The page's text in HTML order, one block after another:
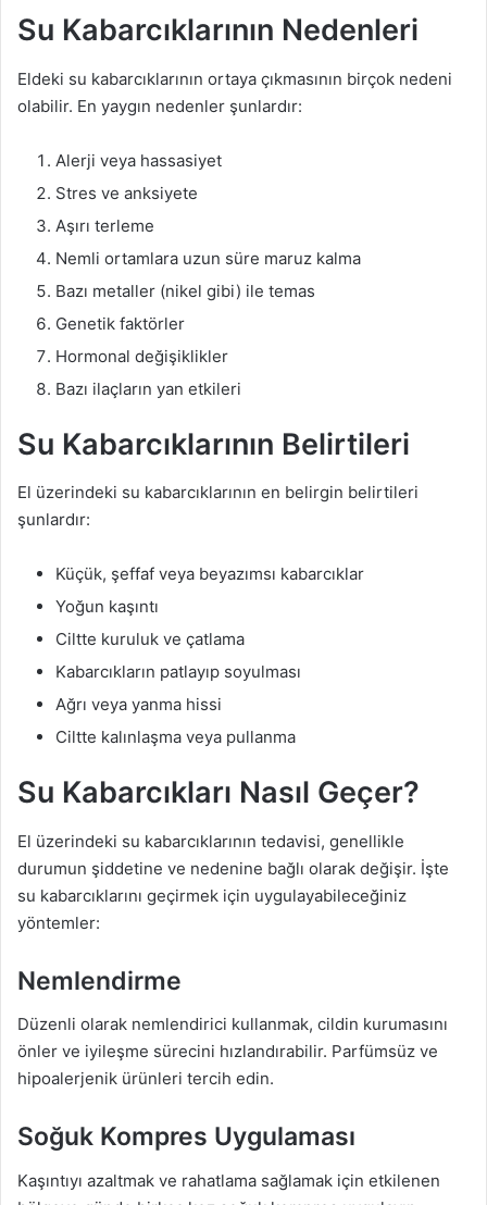
Su Kabarcıklarının Nedenleri
Eldeki su kabarcıklarının ortaya çıkmasının birçok nedeni
olabilir. En yaygın nedenler şunlardır:
Alerji veya hassasiyet
Stres ve anksiyete
Aşırı terleme
Nemli ortamlara uzun süre maruz kalma
Bazı metaller (nikel gibi) ile temas
Genetik faktörler
Hormonal değişiklikler
Bazı ilaçların yan etkileri
Su Kabarcıklarının Belirtileri
El üzerindeki su kabarcıklarının en belirgin belirtileri
şunlardır:
Küçük, şeffaf veya beyazımsı kabarcıklar
Yoğun kaşıntı
Ciltte kuruluk ve çatlama
Kabarcıkların patlayıp soyulması
Ağrı veya yanma hissi
Ciltte kalınlaşma veya pullanma
Su Kabarcıkları Nasıl Geçer?
El üzerindeki su kabarcıklarının tedavisi, genellikle
durumun şiddetine ve nedenine bağlı olarak değişir. İşte
su kabarcıklarını geçirmek için uygulayabileceğiniz
yöntemler:
Nemlendirme
Düzenli olarak nemlendirici kullanmak, cildin kurumasını
önler ve iyileşme sürecini hızlandırabilir. Parfümsüz ve
hipoalerjenik ürünleri tercih edin.
Soğuk Kompres Uygulaması
Kaşıntıyı azaltmak ve rahatlama sağlamak için etkilenen